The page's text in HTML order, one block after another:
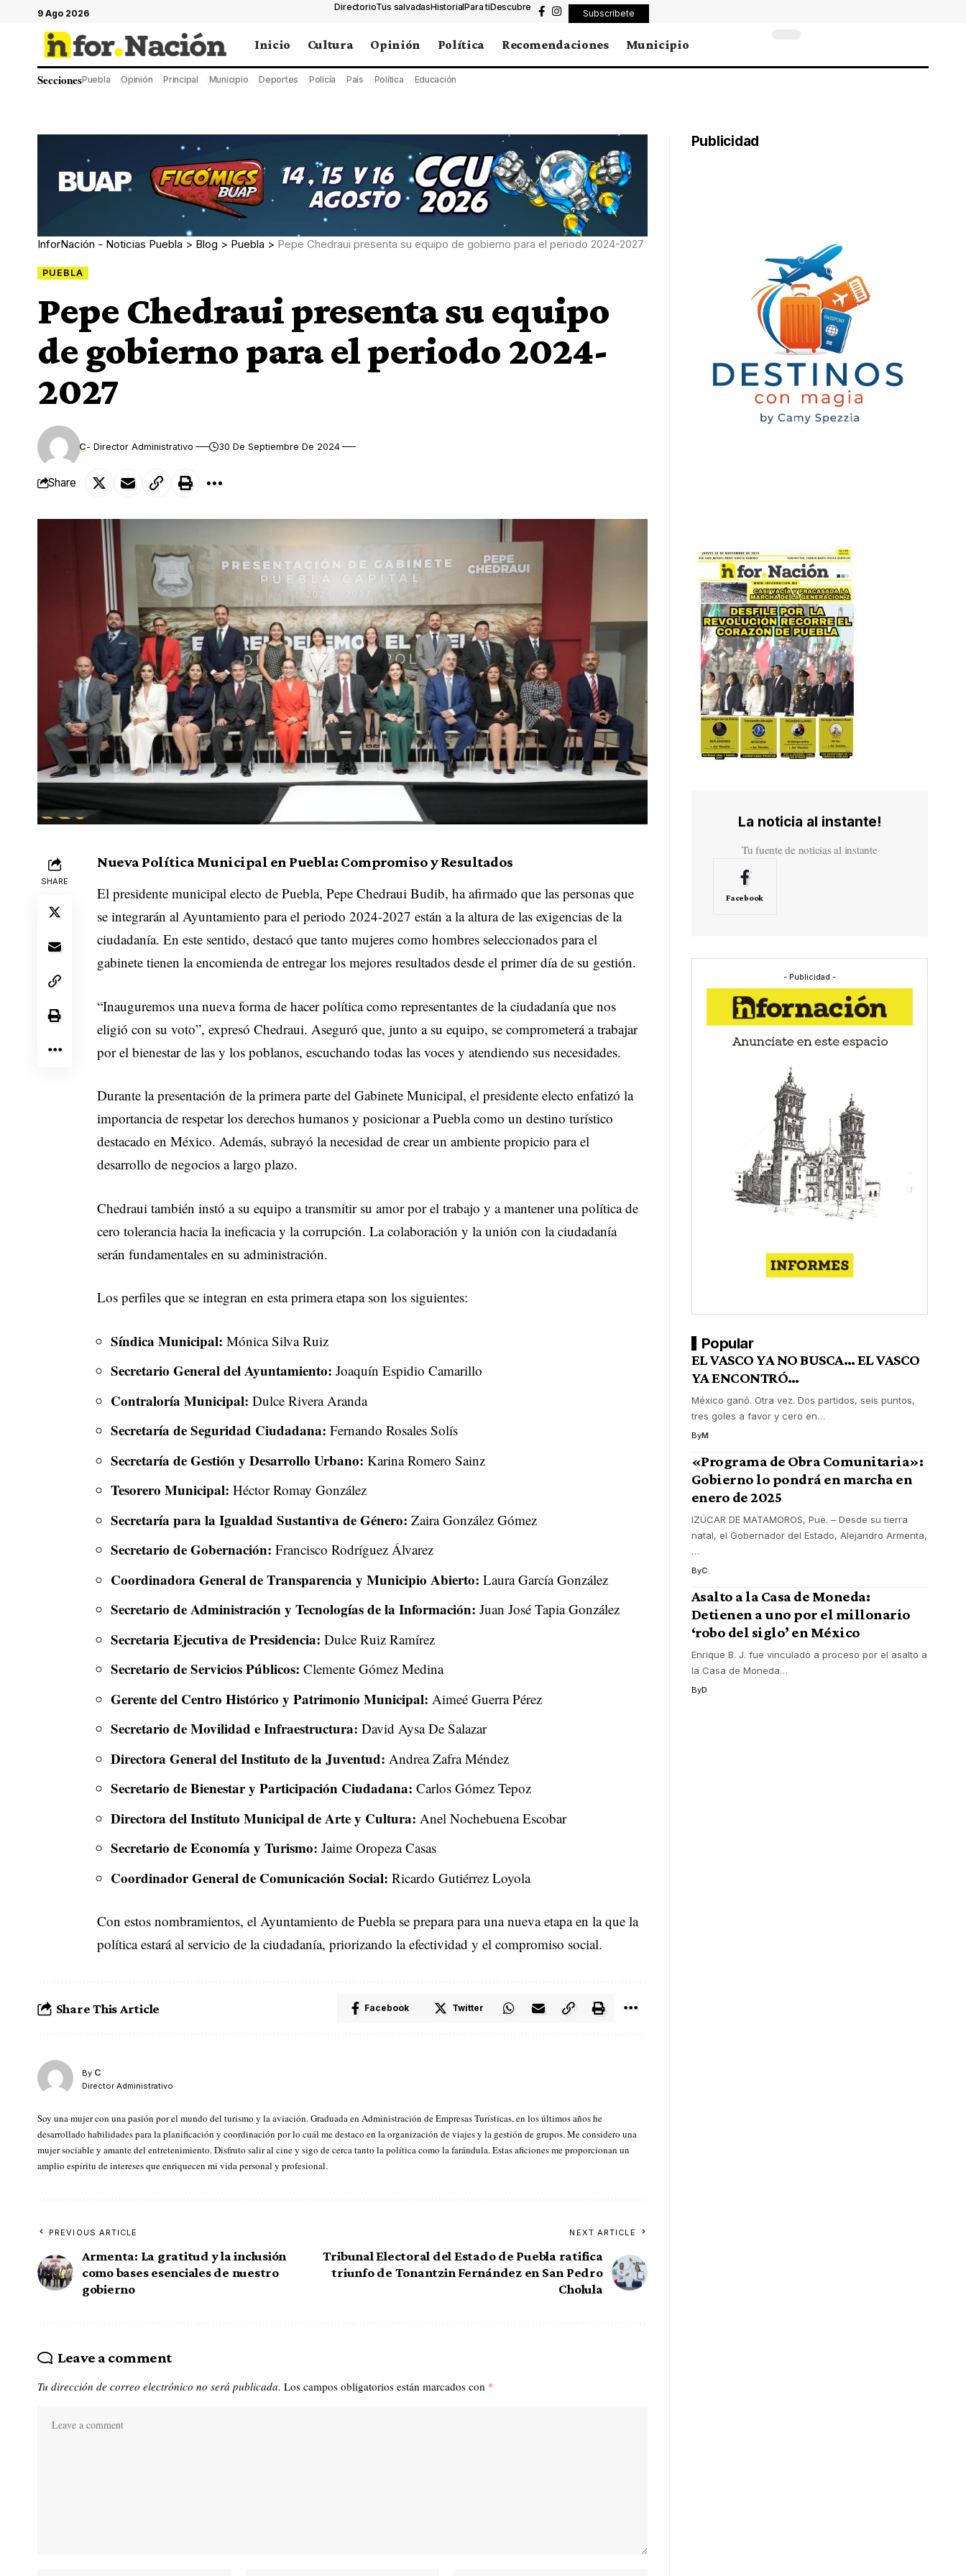
9 Ago 2026
DirectorioTus salvadasHistorialPara tiDescubre
Subscríbete
Inicio Cultura Opinión Política Recomendaciones Municipio
SeccionesPuebla Opinión Principal Municipio Deportes Policía País Política Educación
InforNación - Noticias Puebla > Blog > Puebla > Pepe Chedraui presenta su equipo de gobierno para el periodo 2024-2027
PUEBLA
Pepe Chedraui presenta su equipo
de gobierno para el periodo 2024-
2027
C- Director Administrativo 30 De Septiembre De 2024
Share
SHARE
Nueva Política Municipal en Puebla: Compromiso y Resultados
El presidente municipal electo de Puebla, Pepe Chedraui Budib, ha afirmado que las personas que
se integrarán al Ayuntamiento para el periodo 2024-2027 están a la altura de las exigencias de la
ciudadanía. En este sentido, destacó que tanto mujeres como hombres seleccionados para el
gabinete tienen la encomienda de entregar los mejores resultados desde el primer día de su gestión.
“Inauguremos una nueva forma de hacer política como representantes de la ciudadanía que nos
eligió con su voto”, expresó Chedraui. Aseguró que, junto a su equipo, se comprometerá a trabajar
por el bienestar de las y los poblanos, escuchando todas las voces y atendiendo sus necesidades.
Durante la presentación de la primera parte del Gabinete Municipal, el presidente electo enfatizó la
importancia de respetar los derechos humanos y posicionar a Puebla como un destino turístico
destacado en México. Además, subrayó la necesidad de crear un ambiente propicio para el
desarrollo de negocios a largo plazo.
Chedraui también instó a su equipo a transmitir su amor por el trabajo y a mantener una política de
cero tolerancia hacia la ineficacia y la corrupción. La colaboración y la unión con la ciudadanía
serán fundamentales en su administración.
Los perfiles que se integran en esta primera etapa son los siguientes:
Síndica Municipal: Mónica Silva Ruiz
Secretario General del Ayuntamiento: Joaquín Espidio Camarillo
Contraloría Municipal: Dulce Rivera Aranda
Secretaría de Seguridad Ciudadana: Fernando Rosales Solís
Secretaría de Gestión y Desarrollo Urbano: Karina Romero Sainz
Tesorero Municipal: Héctor Romay González
Secretaría para la Igualdad Sustantiva de Género: Zaira González Gómez
Secretario de Gobernación: Francisco Rodríguez Álvarez
Coordinadora General de Transparencia y Municipio Abierto: Laura García González
Secretario de Administración y Tecnologías de la Información: Juan José Tapia González
Secretaria Ejecutiva de Presidencia: Dulce Ruiz Ramírez
Secretario de Servicios Públicos: Clemente Gómez Medina
Gerente del Centro Histórico y Patrimonio Municipal: Aimeé Guerra Pérez
Secretario de Movilidad e Infraestructura: David Aysa De Salazar
Directora General del Instituto de la Juventud: Andrea Zafra Méndez
Secretario de Bienestar y Participación Ciudadana: Carlos Gómez Tepoz
Directora del Instituto Municipal de Arte y Cultura: Anel Nochebuena Escobar
Secretario de Economía y Turismo: Jaime Oropeza Casas
Coordinador General de Comunicación Social: Ricardo Gutiérrez Loyola
Con estos nombramientos, el Ayuntamiento de Puebla se prepara para una nueva etapa en la que la
política estará al servicio de la ciudadanía, priorizando la efectividad y el compromiso social.
Share This Article Facebook Twitter
By C
Director Administrativo
Soy una mujer con una pasión por el mundo del turismo y la aviación. Graduada en Administración de Empresas Turísticas, en los últimos años he
desarrollado habilidades para la planificación y coordinación por lo cuál me destaco en la organización de viajes y la gestión de grupos. Me considero una
mujer sociable y amante del entretenimiento. Disfruto salir al cine y sigo de cerca tanto la política como la farándula. Estas aficiones me proporcionan un
amplio espíritu de intereses que enriquecen mi vida personal y profesional.
PREVIOUS ARTICLE
Armenta: La gratitud y la inclusión
como bases esenciales de nuestro
gobierno
NEXT ARTICLE
Tribunal Electoral del Estado de Puebla ratifica
triunfo de Tonantzin Fernández en San Pedro
Cholula
Leave a comment
Tu dirección de correo electrónico no será publicada. Los campos obligatorios están marcados con *
Publicidad
La noticia al instante!
Tu fuente de noticias al instante
Facebook
- Publicidad -
Popular
EL VASCO YA NO BUSCA… EL VASCO
YA ENCONTRÓ…
México ganó. Otra vez. Dos partidos, seis puntos,
tres goles a favor y cero en…
ByM
«Programa de Obra Comunitaria»:
Gobierno lo pondrá en marcha en
enero de 2025
IZÚCAR DE MATAMOROS, Pue. – Desde su tierra
natal, el Gobernador del Estado, Alejandro Armenta,
…
ByC
Asalto a la Casa de Moneda:
Detienen a uno por el millonario
‘robo del siglo’ en México
Enrique B. J. fue vinculado a proceso por el asalto a
la Casa de Moneda…
ByD